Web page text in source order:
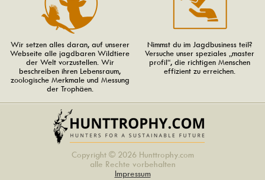
Wir setzen alles daran, auf unserer
Webseite alle jagdbaren Wildtiere
der Welt vorzustellen. Wir
beschreiben ihren Lebensraum,
zoologische Merkmale und Messung
der Trophäen.
Nimmst du im Jagdbusiness teil?
Versuche unser speziales „master
profil“, die richtigen Menschen
effizient zu erreichen.
Copyright © 2026 Hunttrophy.com
alle Rechte vorbehalten
Impressum